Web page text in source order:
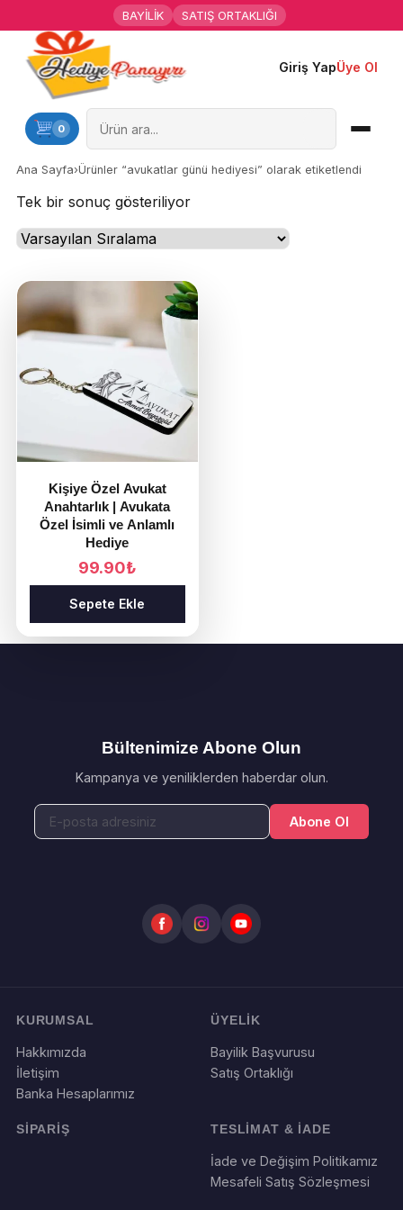
BAYİLİK SATIŞ ORTAKLIĞI
Giriş YapÜye Ol
0
Ana Sayfa
Kişiye Özel Hediyeler
Hediyen Kime
Mesleklere Özel Hediyeler
Öğrenci Motivasyon Hediyeleri
Yaka Rozeti
Farklı Hediyeler
Ana Sayfa›Ürünler “avukatlar günü hediyesi” olarak etiketlendi
Tek bir sonuç gösteriliyor
Kişiye Özel Avukat
Anahtarlık | Avukata
Özel İsimli ve Anlamlı
Hediye
99.90₺
Sepete Ekle
Bültenimize Abone Olun
Kampanya ve yeniliklerden haberdar olun.
Abone Ol
KURUMSAL
Hakkımızda
İletişim
Banka Hesaplarımız
ÜYELİK
Bayilik Başvurusu
Satış Ortaklığı
SİPARİŞ TESLİMAT & İADE
İade ve Değişim Politikamız
Mesafeli Satış Sözleşmesi